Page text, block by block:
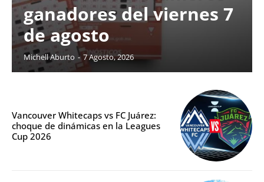
ganadores del viernes 7
de agosto
Michell Aburto - 7 Agosto, 2026
Vancouver Whitecaps vs FC Juárez:
choque de dinámicas en la Leagues
Cup 2026